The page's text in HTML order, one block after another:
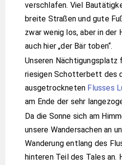
verschlafen. Viel
breite Straßen und gute
zwar wenig los, aber in der
auch hier „der Bär toben“.
Unseren Nächtigungsplatz
riesigen Schotterbett des
ausgetrockneten Flusses
am Ende der sehr
Da die Sonne sich am
unsere Wandersachen an
Wanderung entlang des
hinteren Teil des Tales an.